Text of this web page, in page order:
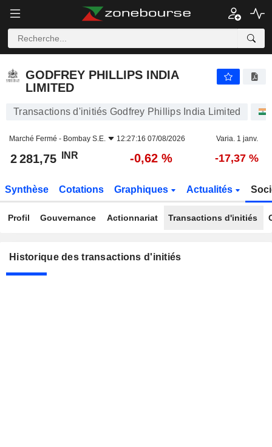
GODFREY PHILLIPS INDIA
LIMITED
Transactions d'initiés Godfrey Phillips India Limited
Marché Fermé - Bombay S.E. 12:27:16 07/08/2026 Varia. 1 janv.
2 281,75 INR -0,62 % -17,37 %
Synthèse Cotations Graphiques Actualités
Profil Gouvernance Actionnariat Transactions d'initiés
Historique des transactions d'initiés